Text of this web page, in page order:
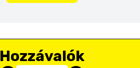
Hozzávalók